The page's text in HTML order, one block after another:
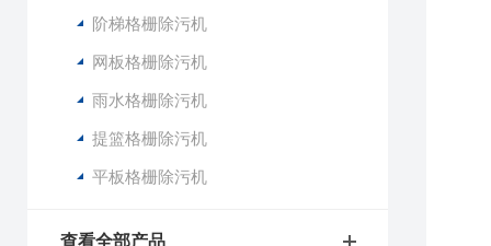
阶梯格栅除污机
网板格栅除污机
雨水格栅除污机
提篮格栅除污机
平板格栅除污机
查看全部产品